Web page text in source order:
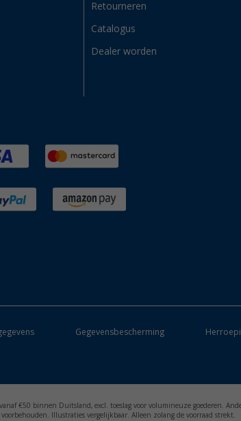
Retourneren
Catalogus
Dealer worden
Gegevensbescherming
€50 binnen Duitsland, excl. toeslag voor volumineuze goederen.
Illustraties vergelijkbaar. Alleen zolang de voorraad strekt.